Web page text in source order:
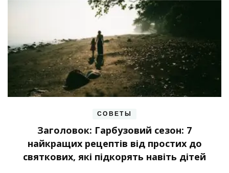
СОВЕТЫ
Заголовок: Гарбузовий сезон: 7
найкращих рецептів від простих до
святкових, які підкорять навіть дітей